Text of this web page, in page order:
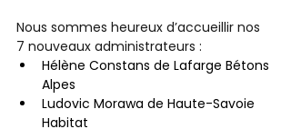
Nous sommes heureux d’accueillir nos
7 nouveaux administrateurs :
Hélène Constans de Lafarge Bétons
Alpes
Ludovic Morawa de Haute-Savoie
Habitat